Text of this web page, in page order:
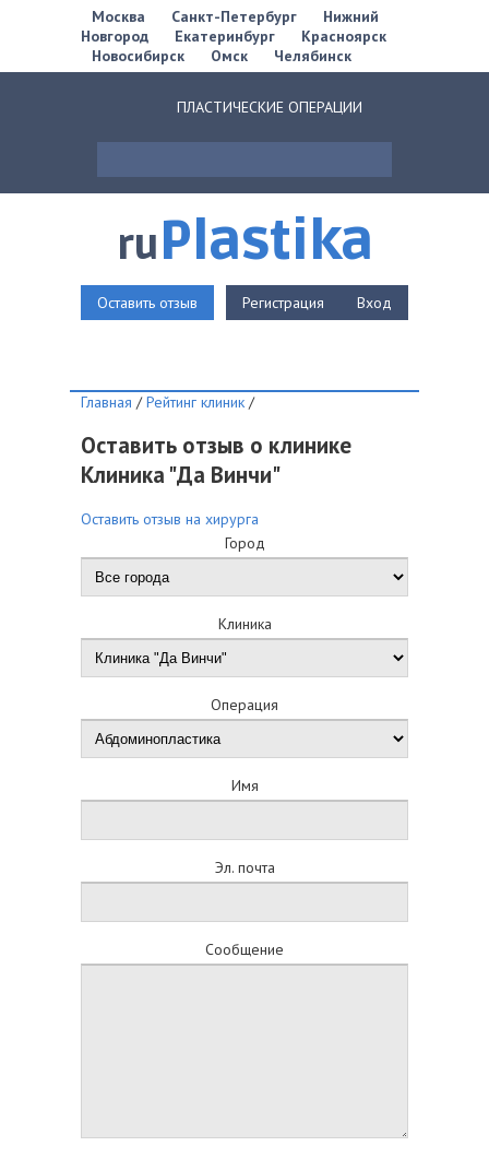
Москва Санкт-Петербург
Нижний
Новгород
Екатеринбург
Красноярск
Новосибирск
Омск Челябинск
ПЛАСТИЧЕСКИЕ ОПЕРАЦИИ
ruPlastika
Оставить отзыв Регистрация Вход
Главная / Рейтинг клиник /
Оставить отзыв о клинике
Клиника "Да Винчи"
Оставить отзыв на хирурга
Город
Клиника
Операция
Имя
Эл. почта
Сообщение